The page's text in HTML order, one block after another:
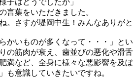
子はどうでしたか」
言葉をいただきました。
。さすが堤岡中生！みんなありがと
かいものが多くなって・・・」と
の筋肉が衰え、歯並びの悪化や滑
満など、全身に様々な悪影響を及
も意識していきたいですね。